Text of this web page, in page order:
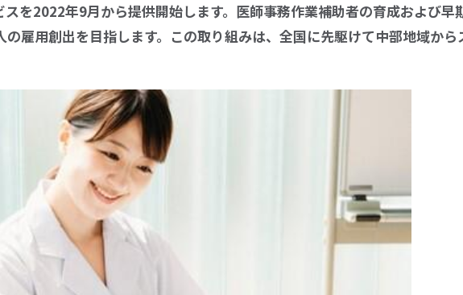
スを2022年9月から提供開始します。医師事務作業補助者の育成および早
雇用創出を目指します。この取り組みは、全国に先駆けて中部地域から